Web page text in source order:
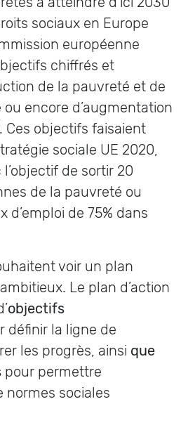
sociaux en Europe
européenne
chiffrés et
de la pauvreté et de
ou encore d’augmentation
Ces objectifs faisaient
sociale UE 2020,
de sortir 20
de la pauvreté ou
d’emploi de 75% dans
voir un plan
Le plan d’action
objectifs
définir la ligne de
les progrès, ainsi que
pour permettre
normes sociales